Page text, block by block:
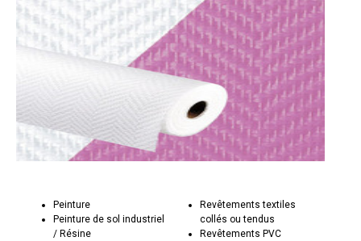
Peinture
Peinture de sol industriel
/ Résine
Revêtements textiles
collés ou tendus
Revêtements PVC